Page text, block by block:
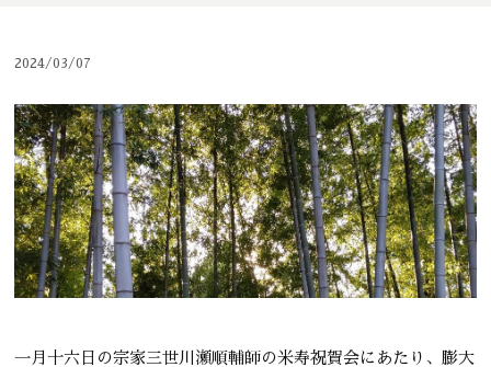
2024/03/07
一月十六日の宗家三世川瀬順輔師の米寿祝賀会にあたり、膨大